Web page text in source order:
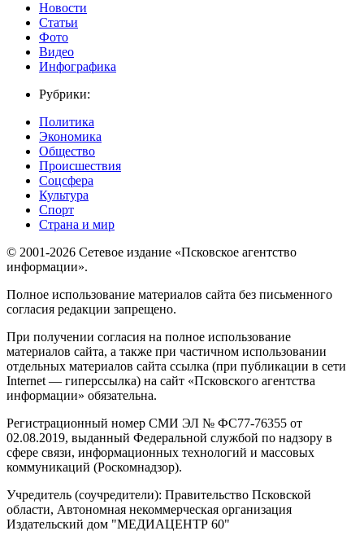
Новости
Статьи
Фото
Видео
Инфографика
Рубрики:
Политика
Экономика
Общество
Происшествия
Соцсфера
Культура
Спорт
Страна и мир
© 2001-2026 Сетевое издание «Псковское агентство
информации».
Полное использование материалов сайта без письменного
согласия редакции запрещено.
При получении согласия на полное использование
материалов сайта, а также при частичном использовании
отдельных материалов сайта ссылка (при публикации в сети
Internet — гиперссылка) на сайт «Псковского агентства
информации» обязательна.
Регистрационный номер СМИ ЭЛ № ФС77-76355 от
02.08.2019, выданный Федеральной службой по надзору в
сфере связи, информационных технологий и массовых
коммуникаций (Роскомнадзор).
Учредитель (соучредители): Правительство Псковской
области, Автономная некоммерческая организация
Издательский дом "МЕДИАЦЕНТР 60"